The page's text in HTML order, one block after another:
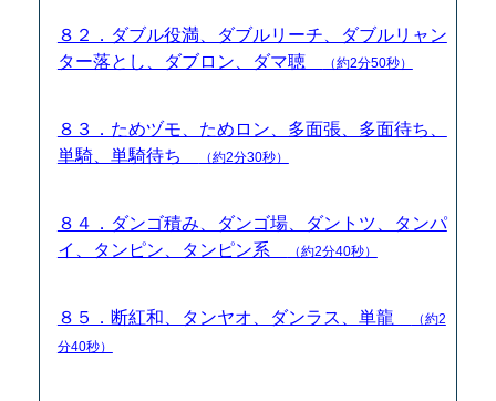
８２．ダブル役満、ダブルリーチ、ダブルリャン
ター落とし、ダブロン、ダマ聴
（約2分50秒）
８３．ためヅモ、ためロン、多面張、多面待ち、
単騎、単騎待ち
（約2分30秒）
８４．ダンゴ積み、ダンゴ場、ダントツ、タンパ
イ、タンピン、タンピン系
（約2分40秒）
８５．断紅和、タンヤオ、ダンラス、単龍
（約2
分40秒）